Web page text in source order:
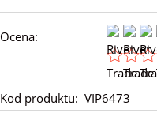
Ocena:
Kod produktu: VIP6473